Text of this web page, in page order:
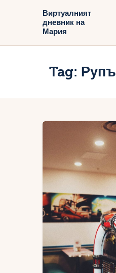
Виртуалният
дневник на
Мария
Tag:
Виртуалният
Блог